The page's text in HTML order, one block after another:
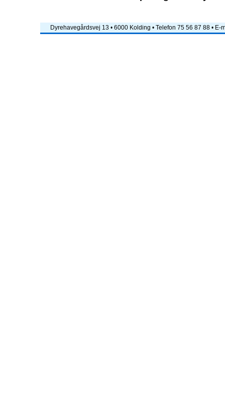
Dyrehavegårdsvej 13 • 6000 Kolding • Telefon 75 56 87 88 • E-